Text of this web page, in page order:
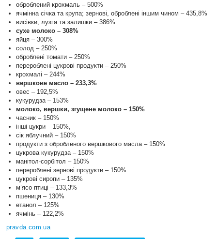
оброблений крохмаль – 500%
ячмінна січка та крупа; зернові, оброблені іншим чином – 435,8%
висівки, лузга та залишки – 386%
сухе молоко – 308%
яйця – 300%
солод – 250%
оброблені томати – 250%
перероблені цукрові продукти – 250%
крохмалі – 244%
вершкове масло – 233,3%
овес – 192,5%
кукурудза – 153%
молоко, вершки, згущене молоко – 150%
часник – 150%
інші цукри – 150%,
сік яблучний – 150%
продукти з обробленого вершкового масла – 150%
цукрова кукурудза – 150%
манітол-сорбітол – 150%
перероблені зернові продукти – 150%
цукрові сиропи – 135%
м’ясо птиці – 133,3%
пшениця – 130%
етанол – 125%
ячмінь – 122,2%
pravda.com.ua